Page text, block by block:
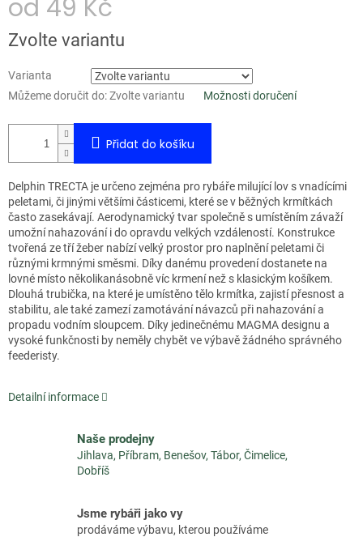
od 49 Kč
Měrná
cena:
Zvolte variantu
Varianta
Můžeme doručit do:Zvolte variantu Možnosti doručení
Přidat do košíku
Delphin TRECTA je určeno zejména pro rybáře milující lov s vnadícími
peletami, či jinými většími částicemi, které se v běžných krmítkách
často zasekávají. Aerodynamický tvar společně s umístěním závaží
umožní nahazování i do opravdu velkých vzdáleností. Konstrukce
tvořená ze tří žeber nabízí velký prostor pro naplnění peletami či
různými krmnými směsmi. Díky danému provedení dostanete na
lovné místo několikanásobně víc krmení než s klasickým košíkem.
Dlouhá trubička, na které je umístěno tělo krmítka, zajistí přesnost a
stabilitu, ale také zamezí zamotávání návazců při nahazování a
propadu vodním sloupcem. Díky jedinečnému MAGMA designu a
vysoké funkčnosti by neměly chybět ve výbavě žádného správného
feederisty.
Detailní informace
Naše prodejny
Jihlava, Příbram, Benešov, Tábor, Čimelice,
Dobříš
Jsme rybáři jako vy
prodáváme výbavu, kterou používáme